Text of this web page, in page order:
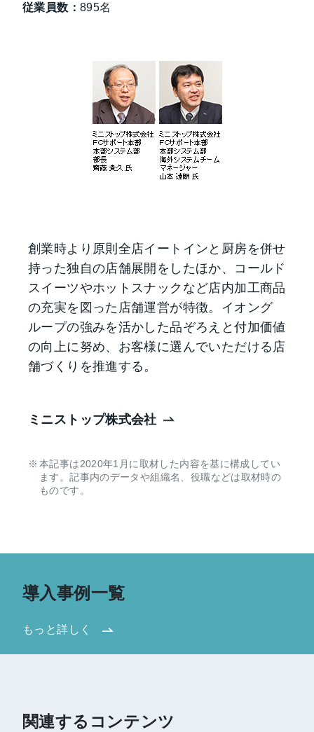
従業員数： 895名
創業時より原則全店イートインと厨房を併せ
持った独自の店舗展開をしたほか、コールド
スイーツやホットスナックなど店内加工商品
の充実を図った店舗運営が特徴。イオング
ループの強みを活かした品ぞろえと付加価値
の向上に努め、お客様に選んでいただける店
舗づくりを推進する。
ミニストップ株式会社
本記事は2020年1月に取材した内容を基に構成してい
ます。記事内のデータや組織名、役職などは取材時の
ものです。
導入事例一覧
もっと詳しく
関連するコンテンツ